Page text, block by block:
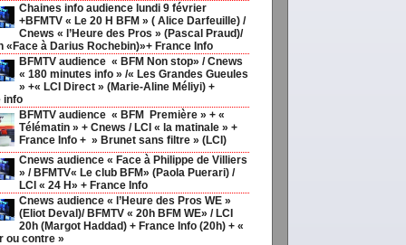
Chaines info audience lundi 9 février
+BFMTV « Le 20 H BFM » ( Alice Darfeuille) /
Cnews « l’Heure des Pros » (Pascal Praud)/
«Face à Darius Rochebin)»+ France Info
BFMTV audience « BFM Non stop» / Cnews
« 180 minutes info » /« Les Grandes Gueules
» +« LCI Direct » (Marie-Aline Méliyi) +
info
BFMTV audience « BFM Première » + «
Télématin » + Cnews / LCI « la matinale » +
France Info + » Brunet sans filtre » (LCI)
Cnews audience « Face à Philippe de Villiers
» / BFMTV« Le club BFM» (Paola Puerari) /
LCI « 24 H» + France Info
Cnews audience « l’Heure des Pros WE »
(Eliot Deval)/ BFMTV « 20h BFM WE» / LCI
20h (Margot Haddad) + France Info (20h) + «
ou contre »